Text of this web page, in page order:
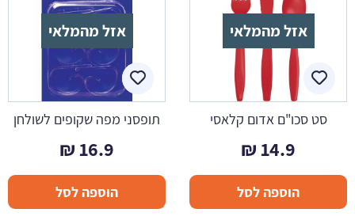
אזל מהמלאי
סט סכו"ם אדום קלאסי
14.9
₪
הוספה לסל
אזל מהמלאי
תופסני מפה שקופים לשולחן
16.9
₪
הוספה לסל